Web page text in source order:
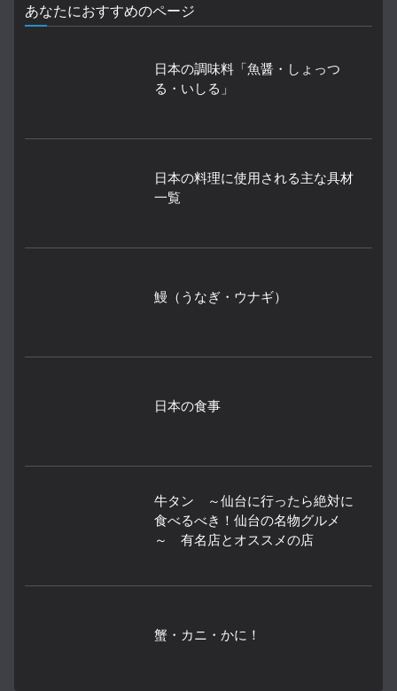
あなたにおすすめのページ
日本の調味料「魚醤・しょっつ
る・いしる」
日本の料理に使用される主な具材
一覧
鰻（うなぎ・ウナギ）
日本の食事
牛タン ～仙台に行ったら絶対に
食べるべき！仙台の名物グルメ
～ 有名店とオススメの店
蟹・カニ・かに！